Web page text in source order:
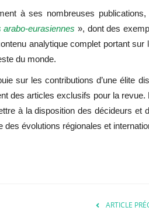
à ses nombreuses
arabo-eurasiennes », dont des
analytique complet portant
du monde.
sur les contributions d’une élite
des articles exclusifs pour la
à la disposition des décideurs et
des évolutions régionales et
ARTICLE